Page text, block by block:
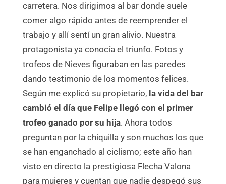
carretera. Nos dirigimos al bar donde suele
comer algo rápido antes de reemprender el
trabajo y allí sentí un gran alivio. Nuestra
protagonista ya conocía el triunfo. Fotos y
trofeos de Nieves figuraban en las paredes
dando testimonio de los momentos felices.
Según me explicó su propietario, la vida del bar
cambió el día que Felipe llegó con el primer
trofeo ganado por su hija. Ahora todos
preguntan por la chiquilla y son muchos los que
se han enganchado al ciclismo; este año han
visto en directo la prestigiosa Flecha Valona
para mujeres y cuentan que nadie despegó sus